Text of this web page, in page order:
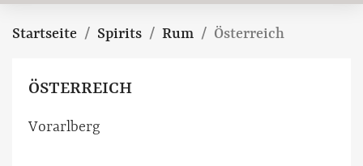
Startseite Spirits Rum Österreich
ÖSTERREICH
Vorarlberg